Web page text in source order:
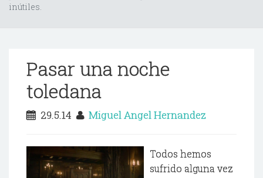
inútiles.
Pasar una noche
toledana
29.5.14 Miguel Angel Hernandez
Todos hemos
sufrido alguna vez